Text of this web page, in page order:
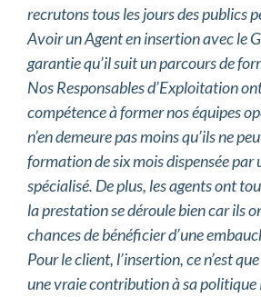
recrutons tous les jours des publics
Avoir un Agent en insertion avec le
garantie qu’il suit un parcours de
Nos Responsables d’Exploitation
compétence à former nos équipes
n’en demeure pas moins qu’ils ne
formation de six mois dispensée par
spécialisé. De plus, les agents ont
la prestation se déroule bien car ils
chances de bénéficier d’une
Pour le client, l’insertion, ce n’est
une vraie contribution à sa politique